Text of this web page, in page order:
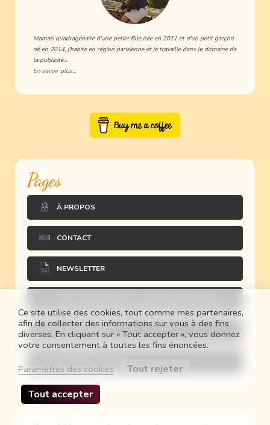
Maman quadragénaire d'une petite fille née en 2011 et d'un petit garçon
né en 2014, j'habite en région parisienne et je travaille dans le domaine de
la publicité...
En savoir plus...
Pages
À PROPOS
CONTACT
NEWSLETTER
MINI-BOUTIQUE
Ce site utilise des cookies, tout comme mes partenaires,
afin de collecter des informations sur vous à des fins
diverses. En cliquant sur « Tout accepter », vous donnez
votre consentement à toutes les fins énoncées.
Paramètres des cookies
Tout rejeter
Tout accepter